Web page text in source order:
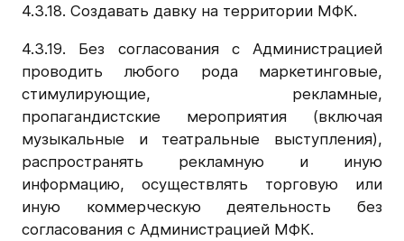
4.3.18. Создавать давку на территории МФК.
4.3.19. Без согласования с Администрацией
проводить любого рода маркетинговые,
стимулирующие, рекламные,
пропагандистские мероприятия (включая
музыкальные и театральные выступления),
распространять рекламную и иную
информацию, осуществлять торговую или
иную коммерческую деятельность без
согласования с Администрацией МФК.